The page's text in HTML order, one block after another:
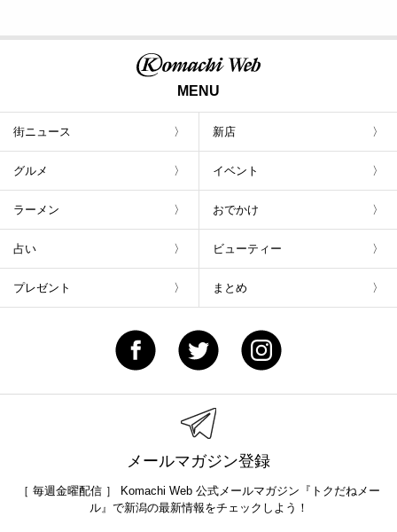
MENU
街ニュース 新店
グルメ イベント
ラーメン おでかけ
占い ビューティー
プレゼント まとめ
メールマガジン登録
［ 毎週金曜配信 ］ Komachi Web 公式メールマガジン『トクだねメー
ル』で新潟の最新情報をチェックしよう！